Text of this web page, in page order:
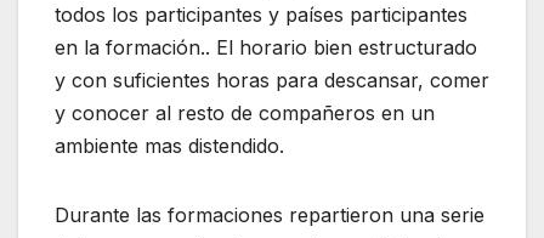
todos los participantes y países participantes
en la formación.. El horario bien estructurado
y con suficientes horas para descansar, comer
y conocer al resto de compañeros en un
ambiente mas distendido.
Durante las formaciones repartieron una serie